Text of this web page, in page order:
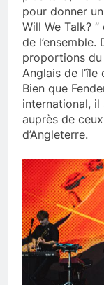
pour donner
Will We Talk?
de l’ensemble.
proportions
Anglais de
Bien que
international,
auprès de
d’Angleterre.